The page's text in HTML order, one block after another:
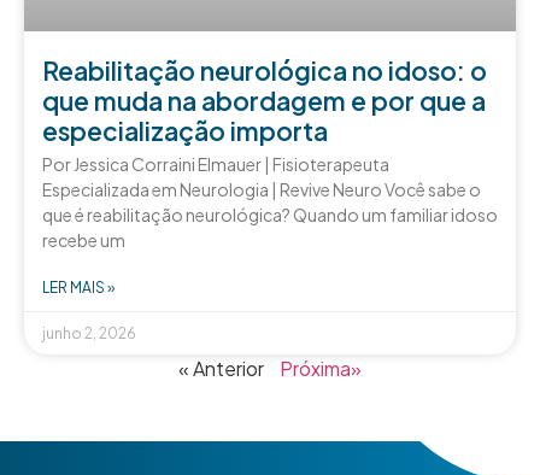
Reabilitação neurológica no idoso: o
que muda na abordagem e por que a
especialização importa
Por Jessica Corraini Elmauer | Fisioterapeuta
Especializada em Neurologia | Revive Neuro Você sabe o
que é reabilitação neurológica? Quando um familiar idoso
recebe um
LER MAIS »
junho 2, 2026
« Anterior Próxima»